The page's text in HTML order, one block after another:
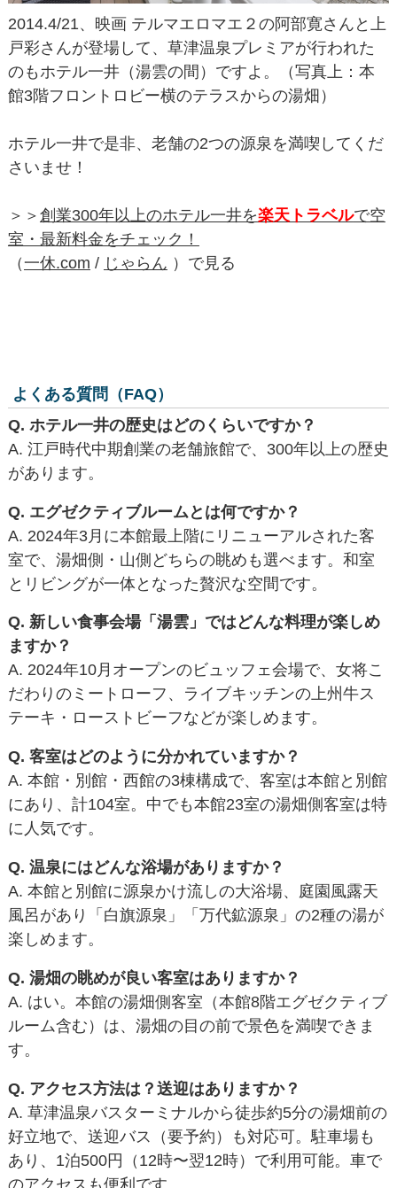
2014.4/21、映画 テルマエロマエ２の阿部寛さんと上
戸彩さんが登場して、草津温泉プレミアが行われた
のもホテル一井（湯雲の間）ですよ。（写真上：本
館3階フロントロビー横のテラスからの湯畑）
ホテル一井で是非、老舗の2つの源泉を満喫してくだ
さいませ！
＞＞ 創業300年以上のホテル一井を楽天トラベルで空
室・最新料金をチェック！
（一休.com / じゃらん ）で見る
よくある質問（FAQ）
Q. ホテル一井の歴史はどのくらいですか？
A. 江戸時代中期創業の老舗旅館で、300年以上の歴史
があります。
Q. エグゼクティブルームとは何ですか？
A. 2024年3月に本館最上階にリニューアルされた客
室で、湯畑側・山側どちらの眺めも選べます。和室
とリビングが一体となった贅沢な空間です。
Q. 新しい食事会場「湯雲」ではどんな料理が楽しめ
ますか？
A. 2024年10月オープンのビュッフェ会場で、女将こ
だわりのミートローフ、ライブキッチンの上州牛ス
テーキ・ローストビーフなどが楽しめます。
Q. 客室はどのように分かれていますか？
A. 本館・別館・西館の3棟構成で、客室は本館と別館
にあり、計104室。中でも本館23室の湯畑側客室は特
に人気です。
Q. 温泉にはどんな浴場がありますか？
A. 本館と別館に源泉かけ流しの大浴場、庭園風露天
風呂があり「白旗源泉」「万代鉱源泉」の2種の湯が
楽しめます。
Q. 湯畑の眺めが良い客室はありますか？
A. はい。本館の湯畑側客室（本館8階エグゼクティブ
ルーム含む）は、湯畑の目の前で景色を満喫できま
す。
Q. アクセス方法は？送迎はありますか？
A. 草津温泉バスターミナルから徒歩約5分の湯畑前の
好立地で、送迎バス（要予約）も対応可。駐車場も
あり、1泊500円（12時〜翌12時）で利用可能。車で
のアクセスも便利です。